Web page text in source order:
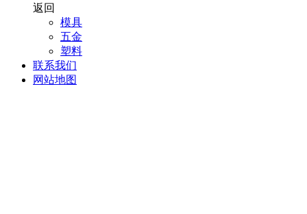
返回
模具
五金
塑料
联系我们
网站地图